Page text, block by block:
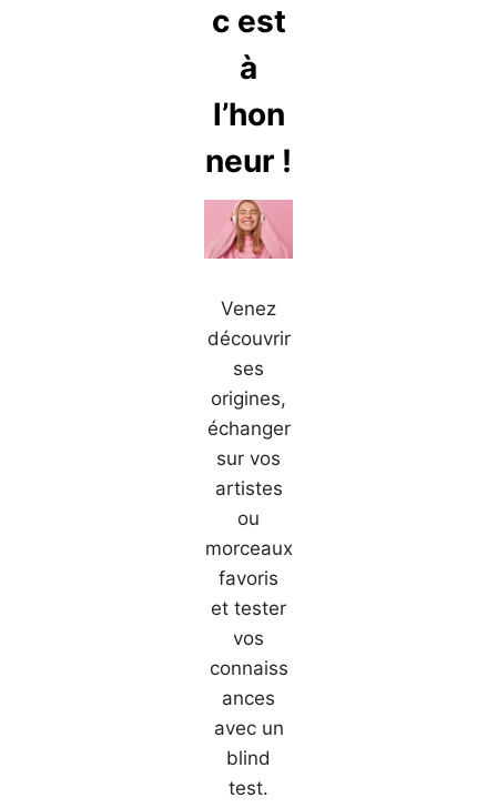
c est
à
l’hon
neur !
Venez
découvrir
ses
origines,
échanger
sur vos
artistes
ou
morceaux
favoris
et tester
vos
connaiss
ances
avec un
blind
test.